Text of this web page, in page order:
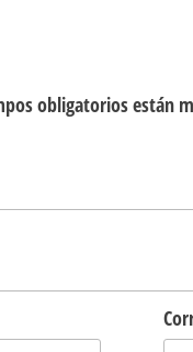
obligatorios están